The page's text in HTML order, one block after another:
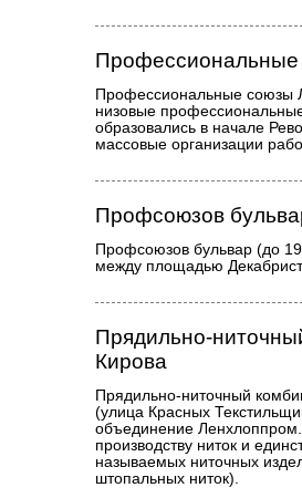
Профессиональные союзы
низовые
образовались в начале
массовые организации
Профсоюзов
Профсоюзов бульвар (до
между площадью
Прядильно-
Кирова
Прядильно-ниточный
(улица Красных
объединение
производству ниток и
называемых ниточных
штопальных ниток).